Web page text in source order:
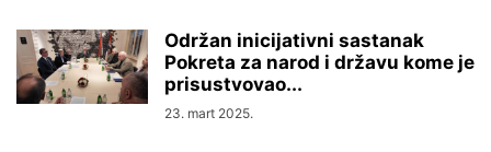
Održan inicijativni sastanak
Pokreta za narod i državu kome je
prisustvovao...
23. mart 2025.